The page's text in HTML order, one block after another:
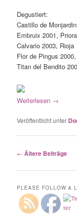
Degustiert:
Castillo de
Embruix 2001,
Calvario 2003, Rioja
Flor de Pingus
Titan del Bendito
Weiterlesen →
Veröffentlicht unter
Beitrags-
← Ältere Beiträge
PLEASE FOLLOW &